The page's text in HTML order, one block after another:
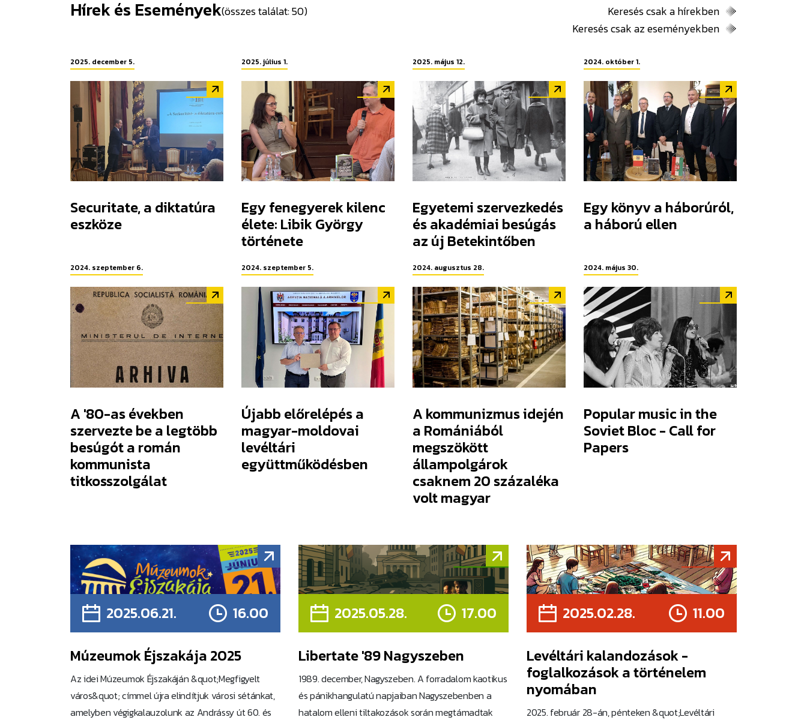
Hírek és Események(összes találat: 50)
Keresés csak a hírekben
Keresés csak az eseményekben
2025. december 5.
Securitate, a diktatúra
eszköze
2025. július 1.
Egy fenegyerek kilenc
élete: Libik György
története
2025. május 12.
Egyetemi szervezkedés
és akadémiai besúgás
az új Betekintőben
2024. október 1.
Egy könyv a háborúról,
a háború ellen
2024. szeptember 6.
A '80-as években
szervezte be a legtöbb
besúgót a román
kommunista
titkosszolgálat
2024. szeptember 5.
Újabb előrelépés a
magyar-moldovai
levéltári
együttműködésben
2024. augusztus 28.
A kommunizmus idején
a Romániából
megszökött
állampolgárok
csaknem 20 százaléka
volt magyar
2024. május 30.
Popular music in the
Soviet Bloc - Call for
Papers
2025.06.21. 16.00
Múzeumok Éjszakája 2025
Az idei Múzeumok Éjszakáján &quot;Megfigyelt
város&quot; címmel újra elindítjuk városi sétánkat,
amelyben végigkalauzolunk az Andrássy út 60. és
2025.05.28. 17.00
Libertate '89 Nagyszeben
1989. december, Nagyszeben. A forradalom kaotikus
és pánikhangulatú napjaiban Nagyszebenben a
hatalom elleni tiltakozások során megtámadtak
2025.02.28. 11.00
Levéltári kalandozások -
foglalkozások a történelem
nyomában
2025. február 28-án, pénteken &quot;Levéltári